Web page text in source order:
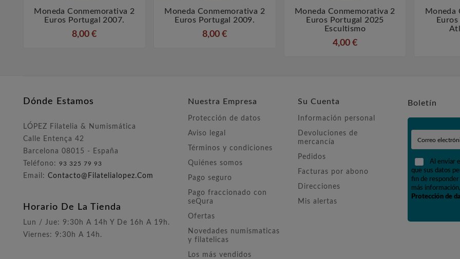
 
Moneda Conmemorativa 2
Euros Portugal 2007.
8,00 €
 
Moneda Conmemorativa 2
Euros Portugal 2009.
8,00 €
 
Moneda Conmemorativa 2
Euros Portugal 2025
Escultismo
4,00 €
Moneda
Dónde Estamos
LÓPEZ Filatelia & Numismática
Calle Entença 42
Barcelona 08015 - España
Teléfono: 93 325 79 93
Email: Contacto@filatelialopez.com
Horario De La Tienda
Lun / Jue: 9:30h A 14h Y De 16h A 19h.
Viernes: 9:30h A 14h.
Nuestra Empresa
Protección de datos
Aviso legal
Términos y condiciones
Quiénes somos
Pago seguro
Pago fraccionado con
seQura
Ofertas
Novedades numismaticas
y filatelicas
Los más vendidos
Su Cuenta
Información personal
Devoluciones de
mercancía
Pedidos
Facturas por abono
Direcciones
Mis alertas
Boletín
Al enviar
que sus datos
fin de responder
más
Protección de